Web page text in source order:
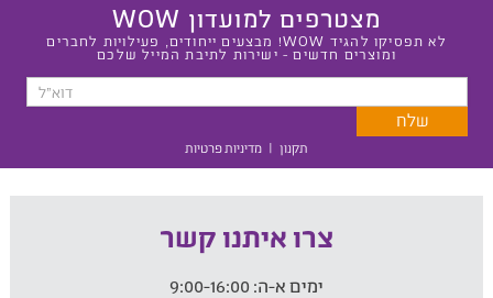
מצטרפים למועדון WOW
לא תפסיקו להגיד WOW! מבצעים ייחודים, פעילויות לחברים
ומוצרים חדשים - ישירות לתיבת המייל שלכם
תקנון | מדיניות פרטיות
צרו איתנו קשר
ימים א-ה: